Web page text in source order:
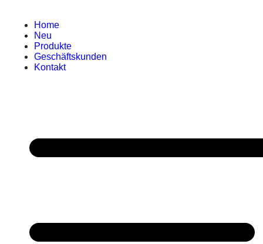
Home
Neu
Produkte
Geschäftskunden
Kontakt